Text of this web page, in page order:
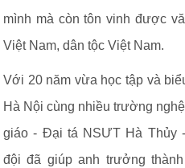
mình mà còn tôn vinh được
Việt Nam, dân tộc Việt Nam.
Với 20 năm vừa học tập và
Hà Nội cùng nhiều trường
giáo - Đại tá NSƯT Hà Thủy
đội đã giúp anh trưởng